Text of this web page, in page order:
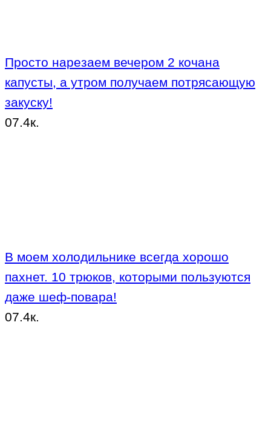
Просто нарезаем вечером 2 кочана
капусты, а утром получаем потрясающую
закуску!
07.4к.
В моем холодильнике всегда хорошо
пахнет. 10 трюков, которыми пользуются
даже шеф-повара!
07.4к.